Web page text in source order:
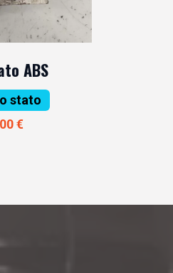
ABS
stato
€